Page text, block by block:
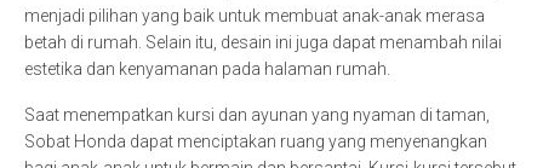
menjadi pilihan yang baik untuk membuat anak-anak merasa
betah di rumah. Selain itu, desain ini juga dapat menambah nilai
estetika dan kenyamanan pada halaman rumah.
Saat menempatkan kursi dan ayunan yang nyaman di taman,
Sobat Honda dapat menciptakan ruang yang menyenangkan